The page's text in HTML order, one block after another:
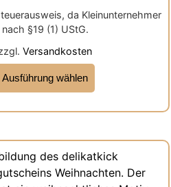
da Kleinunternehmer
nach §19 (1) UStG.
Versandkosten
Ausführung wählen